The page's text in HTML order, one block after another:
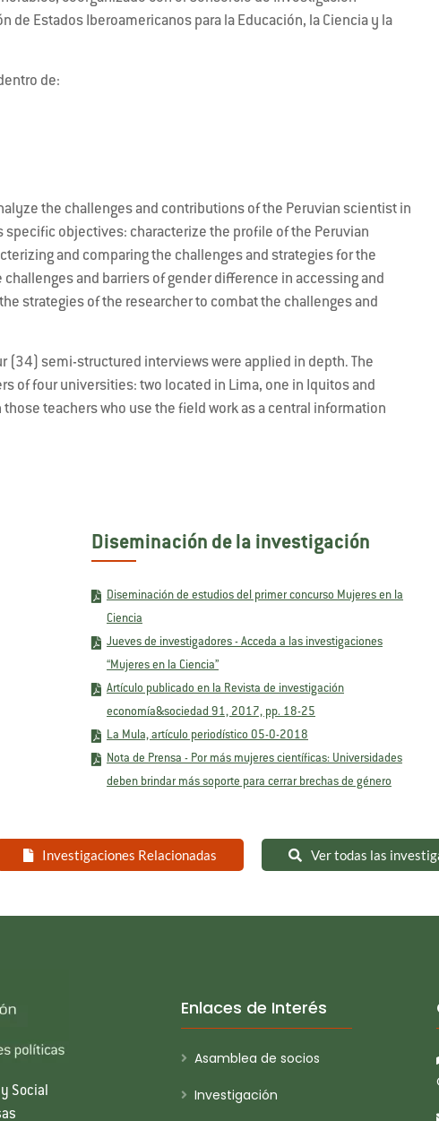
de Estados Iberoamericanos para la Educación, la Ciencia y la
de:
the challenges and contributions of the Peruvian scientist in
specific objectives: characterize the profile of the Peruvian
and comparing the challenges and strategies for the
and barriers of gender difference in accessing and
strategies of the researcher to combat the challenges and
(34) semi-structured interviews were applied in depth. The
of four universities: two located in Lima, one in Iquitos and
teachers who use the field work as a central information
Diseminación de la investigación
Diseminación de estudios del primer concurso Mujeres en la
Ciencia
Jueves de investigadores - Acceda a las investigaciones
“Mujeres en la Ciencia”
Artículo publicado en la Revista de investigación
economía&sociedad 91, 2017, pp. 18-25
La Mula, artículo periodístico 05-0-2018
Nota de Prensa - Por más mujeres científicas: Universidades
deben brindar más soporte para cerrar brechas de género
Investigaciones Relacionadas Ver todas las
Social
Enlaces de Interés
Asamblea de socios
Investigación